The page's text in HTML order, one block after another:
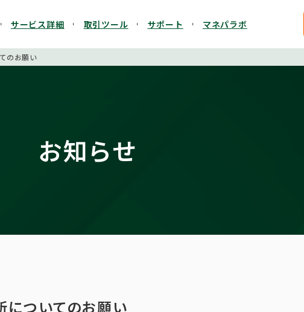
サービス詳細 取引ツール サポート マネパラボ
のお願い
お知らせ
についてのお願い